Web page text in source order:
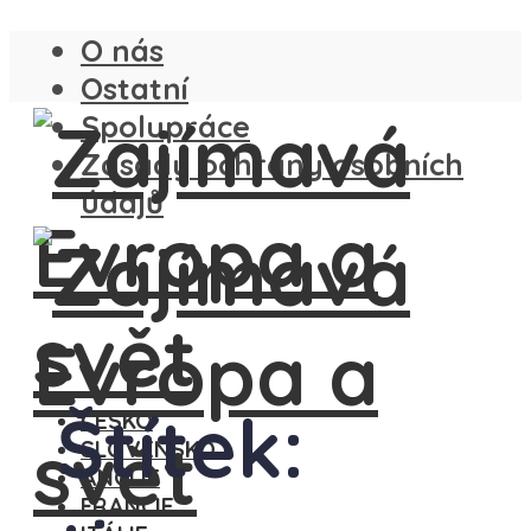
O nás
Ostatní
Spolupráce
Zásady ochrany osobních
údajů
ČESKO
SLOVENSKO
ANGLIE
FRANCIE
Štítek: